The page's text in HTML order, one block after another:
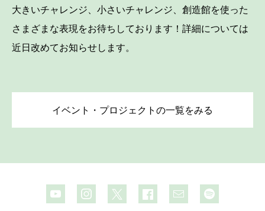
大きいチャレンジ、小さいチャレンジ、創造館を使った
さまざまな表現をお待ちしております！詳細については
近日改めてお知らせします。
イベント・プロジェクトの一覧をみる